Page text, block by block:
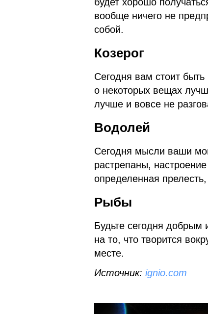
вообще ничего не
собой.
Козерог
Сегодня вам стоит
о некоторых вещах
лучше и вовсе не
Водолей
Сегодня мысли ваши
растрепаны,
определенная
Рыбы
Будьте сегодня
на то, что творится
месте.
Источник: ignio.com